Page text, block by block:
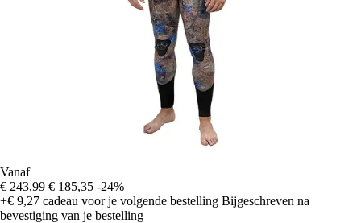
Vanaf
€ 243,99 € 185,35 -24%
+€ 9,27 cadeau voor je volgende bestelling Bijgeschreven na
bevestiging van je bestelling